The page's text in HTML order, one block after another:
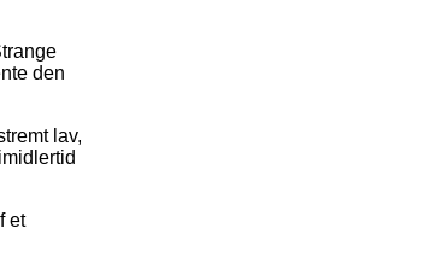
den
lav,
et